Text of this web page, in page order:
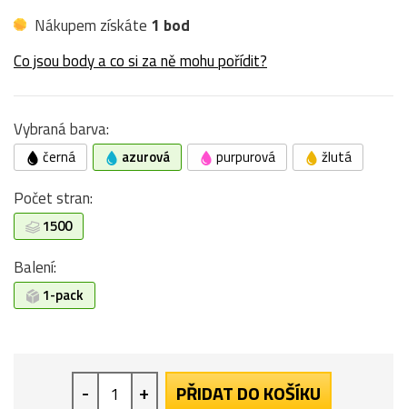
Nákupem získáte 1 bod
Co jsou body a co si za ně mohu pořídit?
Vybraná barva:
černá azurová purpurová žlutá
Počet stran:
1500
Balení:
1-pack
- + PŘIDAT DO KOŠÍKU